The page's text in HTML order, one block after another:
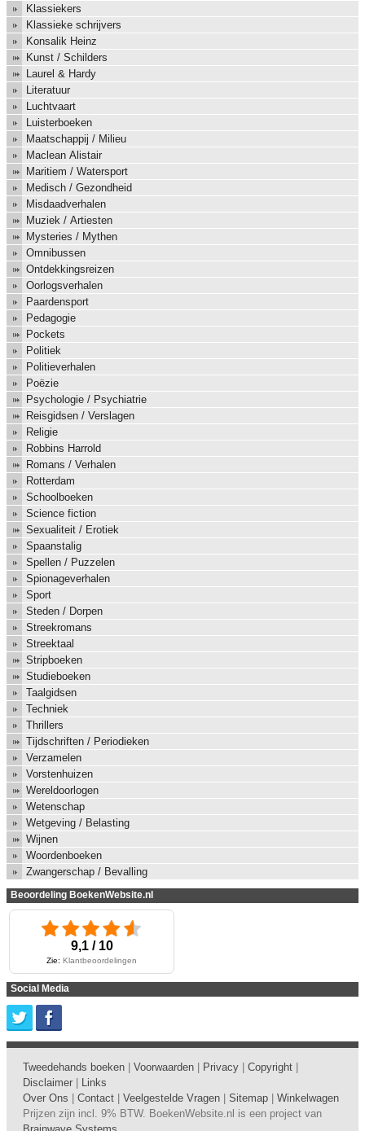
Klassiekers
Klassieke schrijvers
Konsalik Heinz
Kunst / Schilders
Laurel & Hardy
Literatuur
Luchtvaart
Luisterboeken
Maatschappij / Milieu
Maclean Alistair
Maritiem / Watersport
Medisch / Gezondheid
Misdaadverhalen
Muziek / Artiesten
Mysteries / Mythen
Omnibussen
Ontdekkingsreizen
Oorlogsverhalen
Paardensport
Pedagogie
Pockets
Politiek
Politieverhalen
Poëzie
Psychologie / Psychiatrie
Reisgidsen / Verslagen
Religie
Robbins Harrold
Romans / Verhalen
Rotterdam
Schoolboeken
Science fiction
Sexualiteit / Erotiek
Spaanstalig
Spellen / Puzzelen
Spionageverhalen
Sport
Steden / Dorpen
Streekromans
Streektaal
Stripboeken
Studieboeken
Taalgidsen
Techniek
Thrillers
Tijdschriften / Periodieken
Verzamelen
Vorstenhuizen
Wereldoorlogen
Wetenschap
Wetgeving / Belasting
Wijnen
Woordenboeken
Zwangerschap / Bevalling
Beoordeling BoekenWebsite.nl
9,1 / 10
Zie: Klantbeoordelingen
Social Media
Tweedehands boeken Voorwaarden Privacy Copyright
Disclaimer
Links
Over Ons
Contact Veelgestelde Vragen Sitemap
Winkelwagen
Prijzen zijn incl. 9% BTW. BoekenWebsite.nl is een project van